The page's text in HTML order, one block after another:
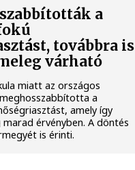
a
továbbra is
várható
miatt az országos
a
amely így
érvényben. A döntés
is érinti.